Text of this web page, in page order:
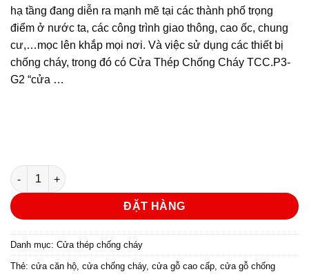
hạ tầng đang diễn ra mạnh mẽ tại các thành phố trọng
điểm ở nước ta, các công trình giao thông, cao ốc, chung
cư,…mọc lên khắp mọi nơi. Và việc sử dụng các thiết bị
chống cháy, trong đó có Cửa Thép Chống Cháy TCC.P3-
G2 “cửa …
CỬA THÉP CHỐNG CHÁY MẪU P3-G2 số lượng
ĐẶT HÀNG
Danh mục: Cửa thép chống cháy
Thẻ: cửa căn hộ cửa chống cháy, cửa gỗ cao cấp cửa gỗ chống